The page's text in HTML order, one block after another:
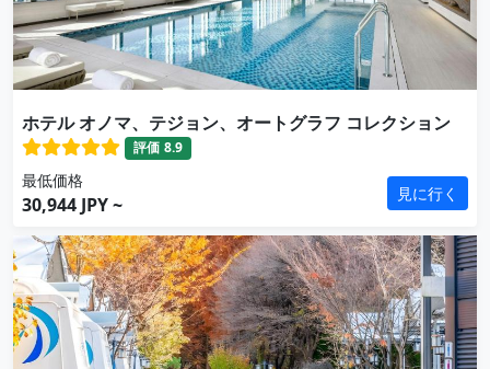
ホテル オノマ、テジョン、オートグラフ コレクション
評価 8.9
最低価格
30,944 JPY ~ 見に行く